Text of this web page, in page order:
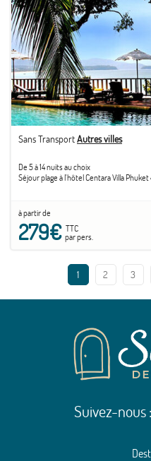
Sans TransportAutres villes
De 5 à 14 nuits au choix
Séjour plage à l'hôtel Centara Villa Phuket
à partir de
279€TTC
par pers.
1 2 3
Suivez-nous :